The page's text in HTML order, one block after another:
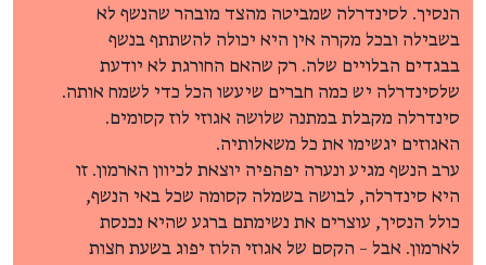
הנסיך. לסינדרלה שמביטה מהצד מובהר שהנשף לא
בשבילה ובכל מקרה אין היא יכולה להשתתף בנשף
בבגדים הבלויים שלה. רק שהאם החורגת לא יודעת
שלסינדרלה יש כמה חברים שיעשו הכל כדי לשמח אותה.
סינדרלה מקבלת במתנה שלושה אגוזי לוז קסומים.
האגוזים יגשימו את כל משאלותיה.
ערב הנשף מגיע ונערה יפהפיה יוצאת לכיוון הארמון. זו
היא סינדרלה, לבושה בשמלה קסומה שכל באי הנשף,
כולל הנסיך, עוצרים את נשימתם ברגע שהיא נכנסת
לארמון. אבל – הקסם של אגוזי הלוז יפוג בשעת חצות